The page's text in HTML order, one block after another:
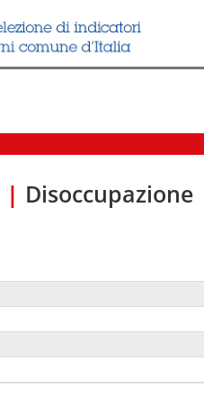
| Disoccupazione